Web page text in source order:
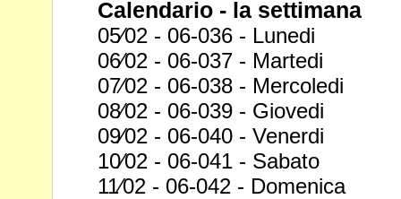
Calendario - la settimana
05⁄02 - 06-036 - Lunedi
06⁄02 - 06-037 - Martedi
07⁄02 - 06-038 - Mercoledi
08⁄02 - 06-039 - Giovedi
09⁄02 - 06-040 - Venerdi
10⁄02 - 06-041 - Sabato
11⁄02 - 06-042 - Domenica